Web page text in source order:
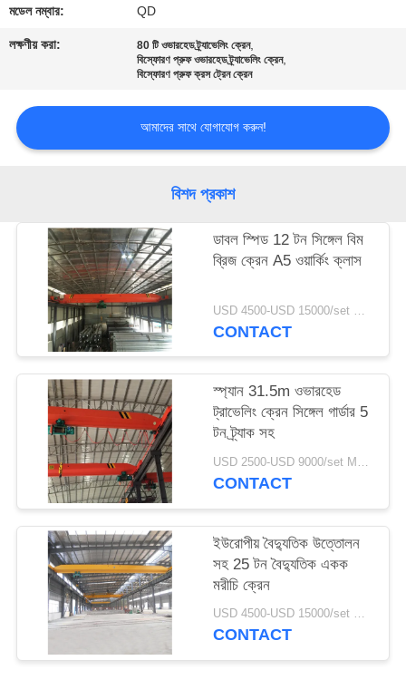
উদ্ধৃতির
আবেদন
সাইট
PRIVACY
POLICY
মডেল নম্বার: QD
লক্ষণীয় করা: 80 টি ওভারহেড ট্র্যাভেলিং ক্রেন,
বিস্ফোরণ প্রুফ ওভারহেড ট্র্যাভেলিং ক্রেন,
বিস্ফোরণ প্রুফ ক্রস ট্রেন ক্রেন
আমাদের সাথে যোগাযোগ করুন!
বিশদ প্রকাশ
ডাবল স্পিড 12 টন সিঙ্গেল বিম
ব্রিজ ক্রেন A5 ওয়ার্কিং ক্লাস
USD 4500-USD 15000/set MOQ:1 সেট
CONTACT
স্প্যান 31.5m ওভারহেড
ট্রাভেলিং ক্রেন সিঙ্গেল গার্ডার 5
টন ট্র্যাক সহ
USD 2500-USD 9000/set MOQ:1 সেট
CONTACT
ইউরোপীয় বৈদ্যুতিক উত্তোলন
সহ 25 টন বৈদ্যুতিক একক
মরীচি ক্রেন
USD 4500-USD 15000/set MOQ:1 সেট
CONTACT